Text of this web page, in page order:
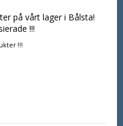
på vårt lager i Bålsta!
!!!
!!!